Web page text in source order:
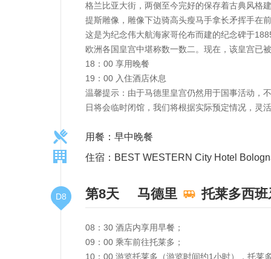
格兰比亚大街，两侧至今完好的保存着古典风格
提斯雕像，雕像下边骑高头瘦马手拿长矛挥手在
这是为纪念伟大航海家哥伦布而建的纪念碑于
欧洲各国皇宫中堪称数一数二。现在，该皇宫已
18：00 享用晚餐
19：00 入住酒店休息
温馨提示：由于马德里皇宫仍然用于国事活动，
日将会临时闭馆，我们将根据实际预定情况，灵
用餐：早中晚餐
住宿：BEST WESTERN City Hotel
D8 第8天 马德里 托莱多西
08：30 酒店内享用早餐；
09：00 乘车前往托莱多；
10：00 游览托莱多（游览时间约1小时），托莱